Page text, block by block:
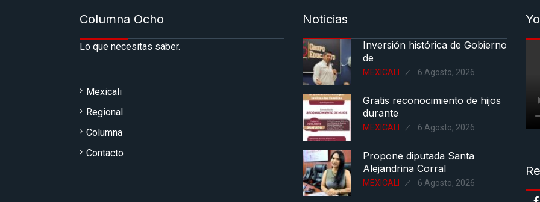
Columna Ocho
Lo que necesitas saber.
Mexicali
Regional
Columna
Contacto
Noticias
Inversión histórica de Gobierno
de
MEXICALI 6 Agosto, 2026
Gratis reconocimiento de hijos
durante
MEXICALI 6 Agosto, 2026
Propone diputada Santa
Alejandrina Corral
MEXICALI 6 Agosto, 2026